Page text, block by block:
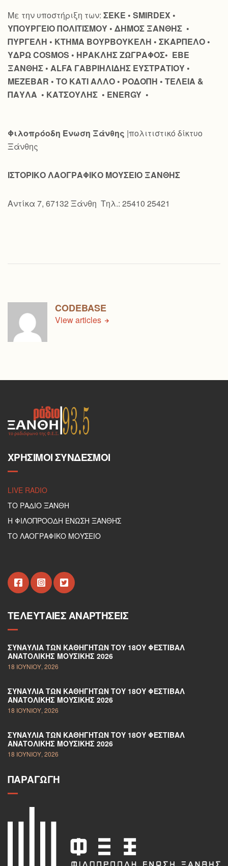
Με την υποστήριξη των: ΣΕΚΕ • SMIRDEX •
ΥΠΟΥΡΓΕΙΟ ΠΟΛΙΤΙΣΜΟΥ • ΔΗΜΟΣ ΞΑΝΘΗΣ •
ΠΥΡΓΕΛΗ • ΚΤΗΜΑ ΒΟΥΡΒΟΥΚΕΛΗ • ΣΚΑΡΠΕΛΟ •
ΥΔΡΩ COSMOS • ΗΡΑΚΛΗΣ ΖΩΓΡΑΦΟΣ• ΕΒΕ
ΞΑΝΘΗΣ • ALFA ΓΑΒΡΙΗΛΙΔΗΣ ΕΥΣΤΡΑΤΙΟY •
MEZEBAR • ΤΟ ΚΑΤΙ ΑΛΛΟ • ΡΟΔΟΠΗ • ΤΕΛΕΙΑ &
ΠΑΥΛΑ • ΚΑΤΣΟΥΛΗΣ • ENERGY •
Φιλοπρόοδη Ένωση Ξάνθης |πολιτιστικό δίκτυο
Ξάνθης
ΙΣΤΟΡΙΚΟ ΛΑΟΓΡΑΦΙΚΟ ΜΟΥΣΕΙΟ ΞΑΝΘΗΣ
Αντίκα 7, 67132 Ξάνθη Τηλ.: 25410 25421
CODEBASE
View articles
ΧΡΉΣΙΜΟΙ ΣΎΝΔΕΣΜΟΙ
LIVE RADIO
ΤΟ ΡΑΔΙΟ ΞΑΝΘΗ
Η ΦΙΛΟΠΡΟΟΔΗ ΕΝΩΣΗ ΞΑΝΘΗΣ
ΤΟ ΛΑΟΓΡΑΦΙΚΟ ΜΟΥΣΕΙΟ
ΤΕΛΕΥΤΑΊΕΣ ΑΝΑΡΤΉΣΕΙΣ
ΣΥΝΑΥΛΊΑ ΤΩΝ ΚΑΘΗΓΗΤΏΝ ΤΟΥ 18ΟΥ ΦΕΣΤΙΒΆΛ
ΑΝΑΤΟΛΙΚΉΣ ΜΟΥΣΙΚΉΣ 2026
18 ΙΟΥΝΊΟΥ, 2026
ΣΥΝΑΥΛΊΑ ΤΩΝ ΚΑΘΗΓΗΤΏΝ ΤΟΥ 18ΟΥ ΦΕΣΤΙΒΆΛ
ΑΝΑΤΟΛΙΚΉΣ ΜΟΥΣΙΚΉΣ 2026
18 ΙΟΥΝΊΟΥ, 2026
ΣΥΝΑΥΛΊΑ ΤΩΝ ΚΑΘΗΓΗΤΏΝ ΤΟΥ 18ΟΥ ΦΕΣΤΙΒΆΛ
ΑΝΑΤΟΛΙΚΉΣ ΜΟΥΣΙΚΉΣ 2026
18 ΙΟΥΝΊΟΥ, 2026
ΠΑΡΑΓΩΓΉ